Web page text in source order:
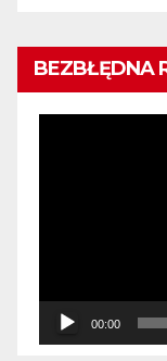
BEZBŁĘDNA
00:00